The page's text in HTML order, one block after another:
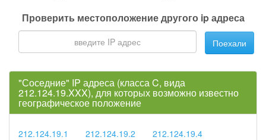
Проверить местоположение другого ip адреса
Поехали
"Соседние" IP адреса (класса C, вида
212.124.19.XXX), для которых возможно известно
географическое положение
212.124.19.1 212.124.19.2
212.124.19.4